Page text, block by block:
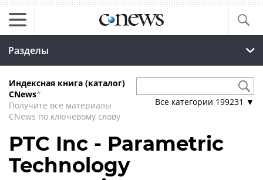
Разделы
Индексная книга (каталог)
CNews*
Получите все материалы
CNews по ключевому слову
Все категории 199231 ▼
PTC Inc - Parametric
Technology